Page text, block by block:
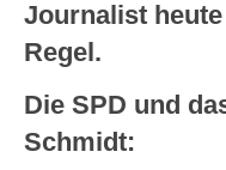
Journalist
Regel.
Die SPD und
Schmidt: